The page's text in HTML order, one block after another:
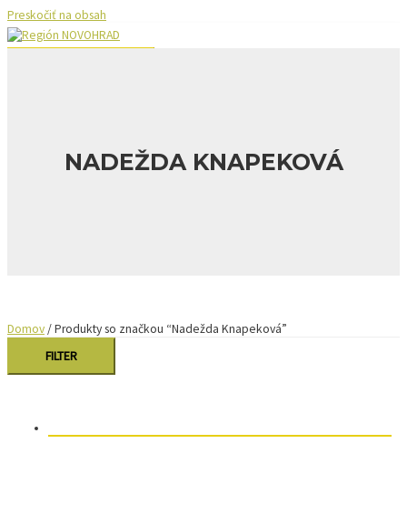
Preskočiť na obsah
NADEŽDA KNAPEKOVÁ
Domov / Produkty so značkou “Nadežda Knapeková”
FILTER